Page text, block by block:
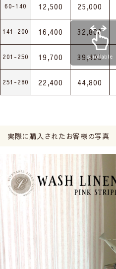
60-140 12,500 25,000
141-200 16,400 32,800
201-250 19,700 39,400
251-280 22,400 44,800
scrollable
実際に購入されたお客様の写真